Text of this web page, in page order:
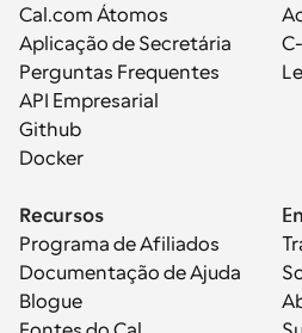
Cal.com Átomos
Aplicação de Secretária
Perguntas Frequentes
API Empresarial
Github
Docker
Recursos
Programa de Afiliados
Documentação de Ajuda
Blogue